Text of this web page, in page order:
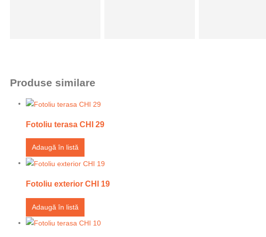
Produse similare
Fotoliu terasa CHI 29
Adaugă în listă
Fotoliu exterior CHI 19
Adaugă în listă